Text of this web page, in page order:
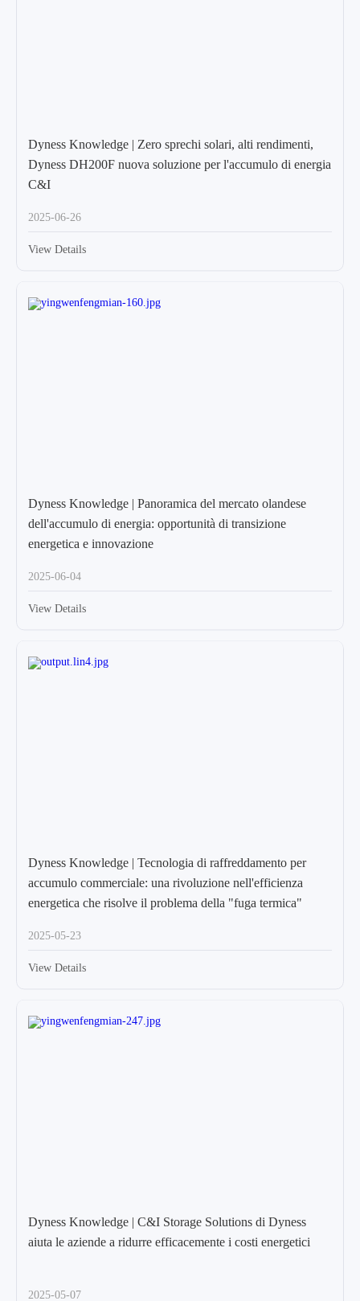
Dyness Knowledge | Zero sprechi solari, alti rendimenti,
Dyness DH200F nuova soluzione per l'accumulo di energia
C&I
2025-06-26
View Details
Dyness Knowledge | Panoramica del mercato olandese
dell'accumulo di energia: opportunità di transizione
energetica e innovazione
2025-06-04
View Details
Dyness Knowledge | Tecnologia di raffreddamento per
accumulo commerciale: una rivoluzione nell'efficienza
energetica che risolve il problema della "fuga termica"
2025-05-23
View Details
Dyness Knowledge | C&I Storage Solutions di Dyness
aiuta le aziende a ridurre efficacemente i costi energetici
2025-05-07